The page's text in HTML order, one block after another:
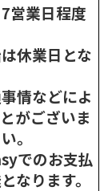
営業日程度
休業日とな
情などによ
がございま
。
でのお支払
なります。